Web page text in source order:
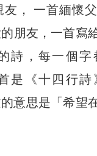
友， 一首緬懷
朋友，一首寫
詩，每一個字
是《十四行詩
意思是「希望